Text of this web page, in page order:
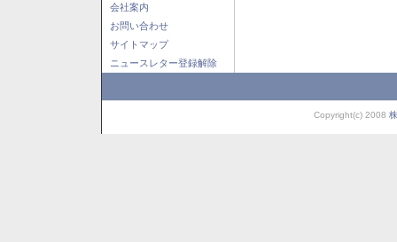
会社案内
お問い合わせ
サイトマップ
ニュースレター登録解除
Copyright(c) 2008